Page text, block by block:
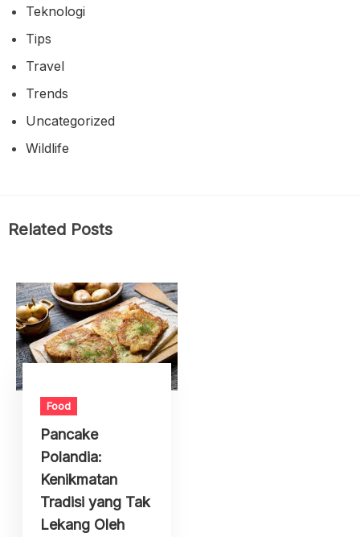
Teknologi
Tips
Travel
Trends
Uncategorized
Wildlife
Related Posts
Food
Pancake
Polandia:
Kenikmatan
Tradisi yang Tak
Lekang Oleh